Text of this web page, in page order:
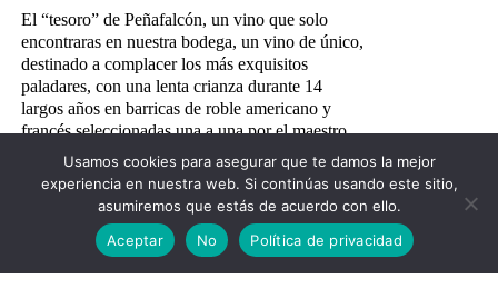
El “tesoro” de Peñafalcón, un vino que solo
encontraras en nuestra bodega, un vino de único,
destinado a complacer los más exquisitos
paladares, con una lenta crianza durante 14
largos años en barricas de roble americano y
francés seleccionadas una a una por el maestro
elaborador Casimiro Marcos, y posteriormente
con otro periodo de reposo en botella, se presenta
un vino intenso y complejo como si el paso del
tiempo no le hubiese afectado, ofreciendo
multitud de matices que lo convierten en algo
VER OFERTAS
Usamos cookies para asegurar que te damos la mejor
experiencia en nuestra web. Si continúas usando este sitio,
asumiremos que estás de acuerdo con ello.
Aceptar
No Política de privacidad